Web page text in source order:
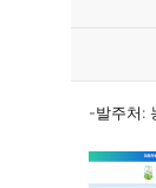
-발주처: